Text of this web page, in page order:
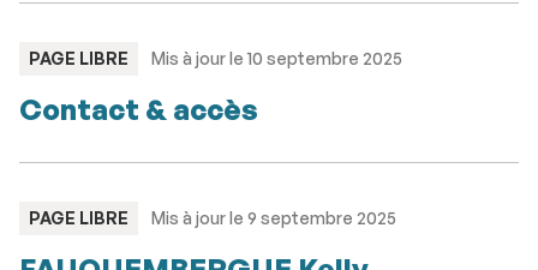
TYPE
PAGE LIBRE Mis à jour le 10 septembre 2025
Contact & accès
TYPE
PAGE LIBRE Mis à jour le 9 septembre 2025